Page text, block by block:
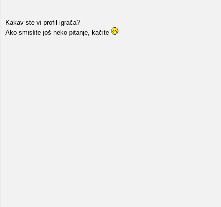
Kakav ste vi profil igrača?
Ako smislite još neko pitanje, kačite